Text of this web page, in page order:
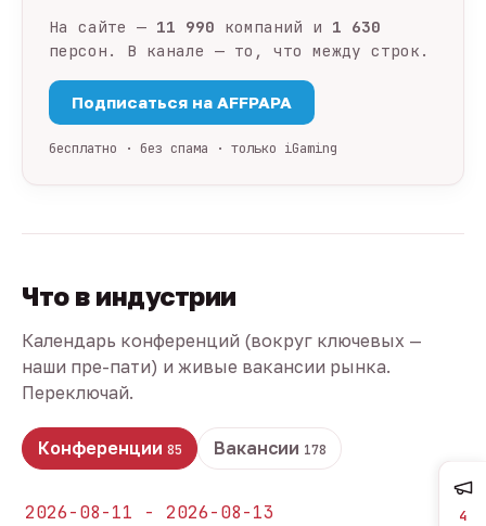
На сайте — 11 990 компаний и 1 630
персон. В канале — то, что между строк.
Подписаться на AFFPAPA
бесплатно · без спама · только iGaming
Что в индустрии
Календарь конференций (вокруг ключевых —
наши пре-пати) и живые вакансии рынка.
Переключай.
Конференции 85 Вакансии 178
2026-08-11 - 2026-08-13 4